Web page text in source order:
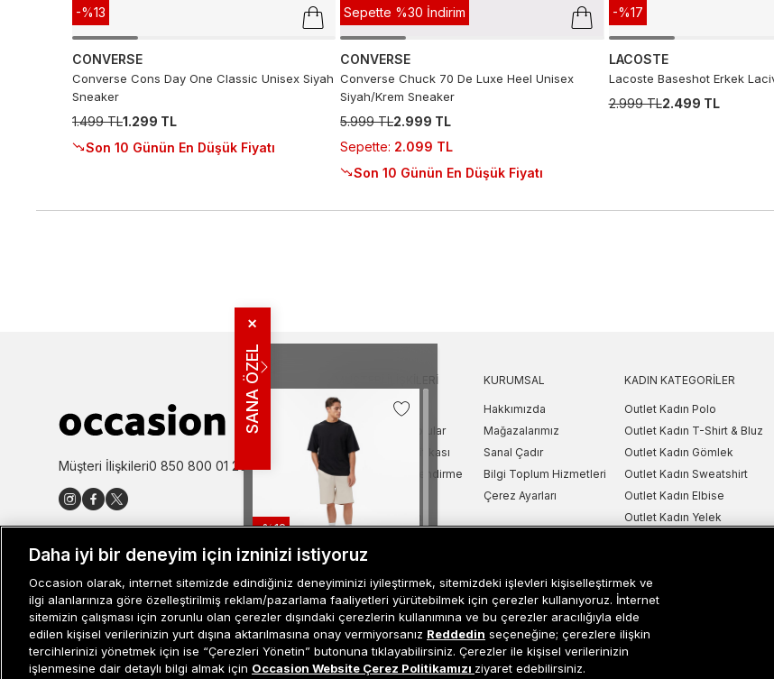
-%13
CONVERSE
Converse Cons Day One Classic Unisex Siyah
Sneaker
1.499 TL1.299 TL
Son 10 Günün En Düşük Fiyatı
Sepette %30 İndirim
CONVERSE
Converse Chuck 70 De Luxe Heel Unisex
Siyah/Krem Sneaker
5.999 TL2.999 TL
Sepette: 2.099 TL
Son 10 Günün En Düşük Fiyatı
-%17
LACOSTE
Lacoste Baseshot Erkek
2.999 TL2.499 TL
Müşteri İlişkileri0 850 800 01 20
MÜŞTERI İLIŞKILERI
Bize Ulaşın
Sıkça Sorulan Sorular
İade ve İptal Politikası
Kampanya Bilgilendirme
Kullanım Şartları
Aydınlatma Metni
Misafir Üye Sipariş Takip
İşlem Rehberi
KURUMSAL
Hakkımızda
Mağazalarımız
Sanal Çadır
Bilgi Toplum Hizmetleri
Çerez Ayarları
KADIN KATEGORILER
Outlet Kadın Polo
Outlet Kadın T-Shirt & Bluz
Outlet Kadın Gömlek
Outlet Kadın Sweatshirt
Outlet Kadın Elbise
Outlet Kadın Yelek
Outlet Kadın Çanta & Cüzdan
Occasion bir EREN PERAKENDE markasıdır. © Eren Holding
Daha iyi bir deneyim için izninizi istiyoruz
Occasion olarak, internet sitemizde edindiğiniz deneyiminizi iyileştirmek, sitemizdeki işlevleri kişiselleştirmek ve
ilgi alanlarınıza göre özelleştirilmiş reklam/pazarlama faaliyetleri yürütebilmek için çerezler kullanıyoruz. İnternet
sitemizin çalışması için zorunlu olan çerezler dışındaki çerezlerin kullanımına ve bu çerezler aracılığıyla elde
edilen kişisel verilerinizin yurt dışına aktarılmasına onay vermiyorsanız Reddedin seçeneğine; çerezlere ilişkin
tercihlerinizi yönetmek için ise “Çerezleri Yönetin” butonuna tıklayabilirsiniz. Çerezler ile kişisel verilerinizin
işlenmesine dair detaylı bilgi almak için Occasion Website Çerez Politikamızı ziyaret edebilirsiniz.
SANA ÖZEL
✕
-%13
United4 Erkek Krem Şort
1.499 TL1.299 TL